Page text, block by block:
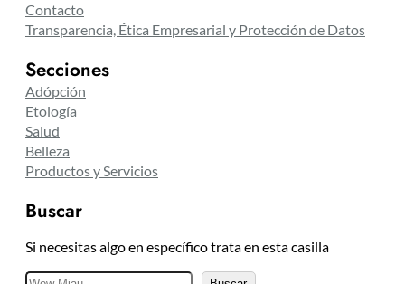
Contacto
Transparencia, Ética Empresarial y Protección de Datos
Secciones
Adópción
Etología
Salud
Belleza
Productos y Servicios
Buscar
Si necesitas algo en específico trata en esta casilla
B